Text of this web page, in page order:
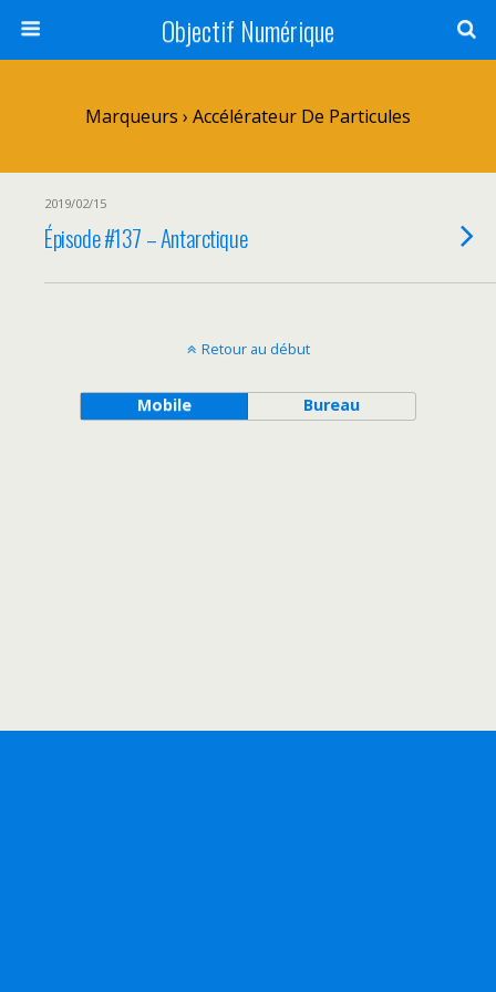
Objectif Numérique
Marqueurs › Accélérateur De Particules
2019/02/15
Épisode #137 – Antarctique
Retour au début
Mobile Bureau